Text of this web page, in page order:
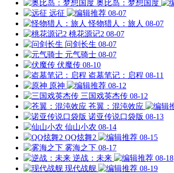
奥比岛：梦想国度
远征
08-07
怪物猎人：旅人 08-07
桃花源记2 08-07
问剑长生 08-07
元气骑士 08-07
伏魔传 08-10
盗墓笔记：启程 08-11
原神
08-12
三国戏英杰传 08-12
苍翼：混沌效应
诺亚传说口袋版 08-13
仙山小农 08-14
QQ炫舞2
08-15
雾海之下 08-17
逆战：未来
08-18
现代战舰
08-19